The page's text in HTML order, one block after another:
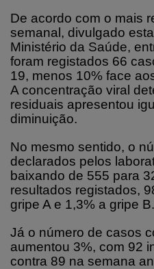
De acordo com o mais
semanal, divulgado
Ministério da Saúde,
foram registados 66
19, menos 10% face
A concentração viral
residuais apresentou
diminuição.
No mesmo sentido, o
declarados pelos
baixando de 555 para
resultados registados,
gripe A e 1,3% a gripe B.
Já o número de casos
aumentou 3%, com 92
contra 89 na semana